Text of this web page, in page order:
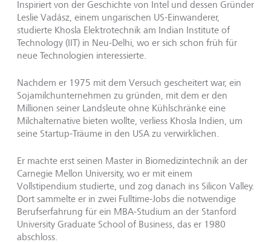
Inspiriert von der Geschichte von Intel und dessen Gründer
Leslie Vadász, einem ungarischen US-Einwanderer,
studierte Khosla Elektrotechnik am Indian Institute of
Technology (IIT) in Neu-Delhi, wo er sich schon früh für
neue Technologien interessierte.
Nachdem er 1975 mit dem Versuch gescheitert war, ein
Sojamilchunternehmen zu gründen, mit dem er den
Millionen seiner Landsleute ohne Kühlschränke eine
Milchalternative bieten wollte, verliess Khosla Indien, um
seine Startup-Träume in den USA zu verwirklichen.
Er machte erst seinen Master in Biomedizintechnik an der
Carnegie Mellon University, wo er mit einem
Vollstipendium studierte, und zog danach ins Silicon Valley.
Dort sammelte er in zwei Fulltime-Jobs die notwendige
Berufserfahrung für ein MBA-Studium an der Stanford
University Graduate School of Business, das er 1980
abschloss.